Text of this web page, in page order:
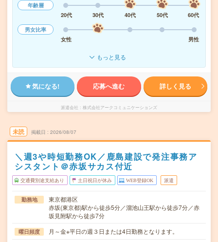
年齢層
20代
30代 40代 50代
60代
男女比率
女性
男性
もっと見る
気になる! 応募へ進む 詳しく見る
派遣会社 株式会社アークコミュニケーションズ
未読 掲載日 2026/08/07
＼週3や時短勤務OK／鹿島建設で発注事務ア
シスタント＠赤坂サカス付近
交通費別途支給あり 土日祝日が休み WEB登録OK 派遣
勤務地
東京都港区
赤坂(東京都)駅から徒歩5分／溜池山王駅から徒歩7分／赤
坂見附駅から徒歩7分
曜日頻度 月～金※平日の週３日または4日勤務となります。